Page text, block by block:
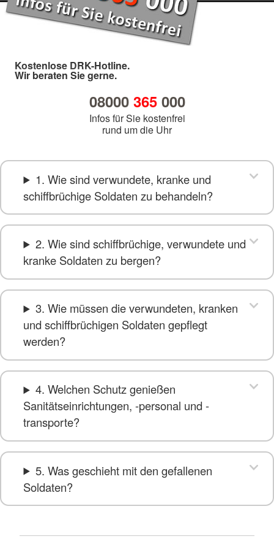
Kostenlose DRK-Hotline.
Wir beraten Sie gerne.
08000 365000
Infos für Sie kostenfrei
rund um die Uhr
1. Wie sind verwundete, kranke und
schiffbrüchige Soldaten zu behandeln?
2. Wie sind schiffbrüchige, verwundete und
kranke Soldaten zu bergen?
3. Wie müssen die verwundeten, kranken
und schiffbrüchigen Soldaten gepflegt
werden?
4. Welchen Schutz genießen
Sanitätseinrichtungen, -personal und -
transporte?
5. Was geschieht mit den gefallenen
Soldaten?